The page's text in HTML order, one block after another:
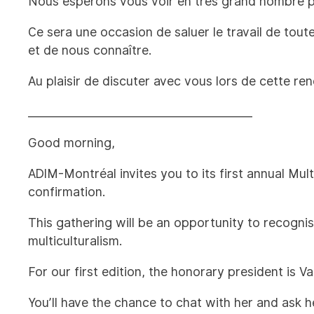
Ce sera une occasion de saluer le travail de
et de nous connaître.
Au plaisir de discuter avec vous lors de cette
Good morning,
ADIM-Montréal invites you to its first annual
confirmation.
This gathering will be an opportunity to
multiculturalism.
For our first edition, the honorary president is
You’ll have the chance to chat with her and ask